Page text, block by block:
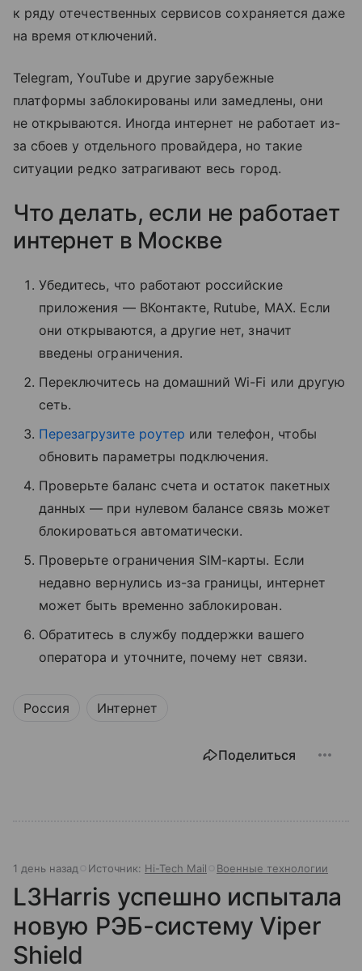
к ряду отечественных сервисов сохраняется даже
на время отключений.
Telegram, YouTube и другие зарубежные
платформы заблокированы или замедлены, они
не открываются. Иногда интернет не работает из-
за сбоев у отдельного провайдера, но такие
ситуации редко затрагивают весь город.
Что делать, если не работает
интернет в Москве
Убедитесь, что работают российские
приложения — ВКонтакте, Rutube, MAX. Если
они открываются, а другие нет, значит
введены ограничения.
Переключитесь на домашний Wi-Fi или другую
сеть.
Перезагрузите роутер или телефон, чтобы
обновить параметры подключения.
Проверьте баланс счета и остаток пакетных
данных — при нулевом балансе связь может
блокироваться автоматически.
Проверьте ограничения SIM-карты. Если
недавно вернулись из-за границы, интернет
может быть временно заблокирован.
Обратитесь в службу поддержки вашего
оператора и уточните, почему нет связи.
Россия Интернет
Поделиться
1 день назад Источник: Hi-Tech Mail Военные технологии
L3Harris успешно испытала
новую РЭБ-систему Viper
Shield